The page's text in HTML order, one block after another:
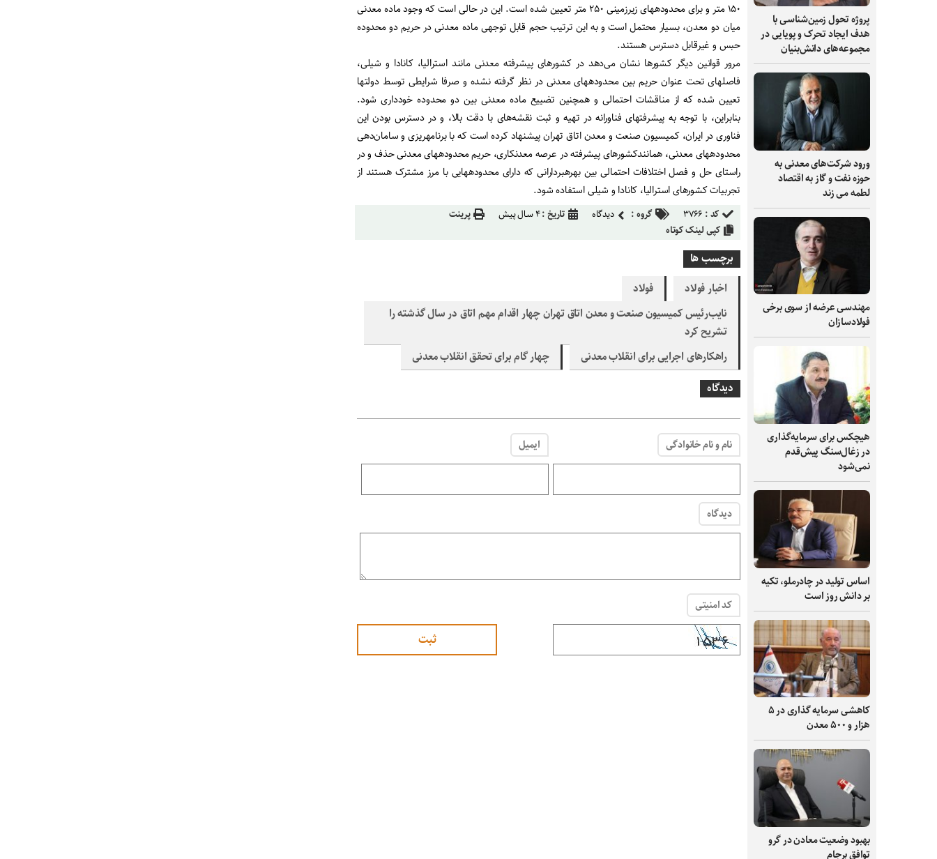
پروژه تحول زمین‌شناسی با
هدف ایجاد تحرک و پویایی در
مجموعه‌های دانش‌بنیان
ورود شرکت‌های معدنی به
حوزه نفت و گاز به اقتصاد
لطمه می زند
مهندسی عرضه از سوی برخی
فولادسازان
هیچکس برای سرمایه‌گذاری
در زغال‌سنگ پیش‌قدم
نمی‌شود
اساس تولید در چادرملو، تکیه
بر دانش‌ روز است
کاهشی سرمایه گذاری در ۵
هزار و ۵۰۰ معدن
بهبود وضعیت معادن در گرو
توافق برجام
۱۵۰ متر و برای محدوده‏های زیرزمینی ۲۵۰ متر تعیین شده است. این در حالی است که وجود ماده معدنی
میان دو معدن، بسیار محتمل است و به این ترتیب حجم قابل توجهی ماده معدنی در حریم دو محدوده
حبس و غیرقابل دسترس هستند.
مرور قوانین دیگر کشورها نشان می‌دهد در کشورهای پیشرفته معدنی مانند استرالیا، کانادا و شیلی،
فاصله‏ای تحت عنوان حریم بین محدوده‏های معدنی در نظر گرفته نشده و صرفا شرایطی توسط دولت‏ها
تعیین شده که از مناقشات احتمالی و همچنین تضییع ماده معدنی بین دو محدوده خودداری شود.
بنابراین، با توجه به پیشرفت‏های فناورانه در تهیه و ثبت نقشه‌های با دقت بالا، و در دسترس بودن این
فناوری در ایران، کمیسیون صنعت و معدن اتاق تهران پیشنهاد کرده است که با برنامه‏ریزی و سامان‌دهی
محدوده‏های معدنی، همانندکشورهای پیشرفته در عرصه معدنکاری، حریم محدوده‏های معدنی حذف و در
راستای حل و فصل اختلافات احتمالی بین بهره‏بردارانی که دارای محدوده‏هایی با مرز مشترک هستند از
تجربیات کشورهای استرالیا، کانادا و شیلی استفاده شود.
کد : ۳۷۶۶ گروه : دیدگاه تاریخ :۴ سال پیش
پرینت
کپی لینک کوتاه
برچسب ها
اخبار فولاد
فولاد
نایب‌رئیس کمیسیون صنعت و معدن اتاق تهران چهار اقدام مهم اتاق در سال گذشته را
تشریح کرد
راهکارهای اجرایی برای انقلاب معدنی
چهار گام برای تحقق انقلاب معدنی
دیدگاه
نام و نام خانوادگی ایمیل
دیدگاه
کد امنیتی